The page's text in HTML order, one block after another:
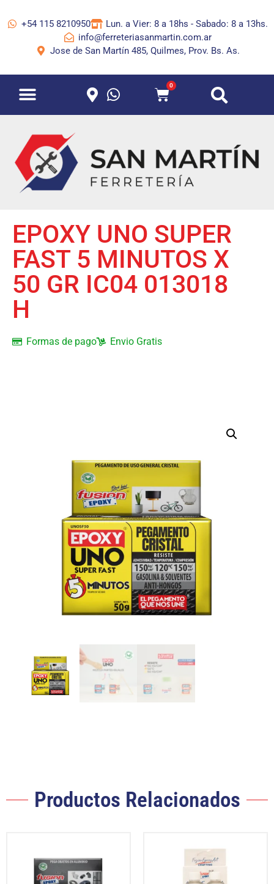
+54 115 8210950
Lun. a Vier: 8 a 18hs - Sabado: 8 a 13hs.
info@ferreteriasanmartin.com.ar
Jose de San Martín 485, Quilmes, Prov. Bs. As.
0
EPOXY UNO SUPER
FAST 5 MINUTOS X
50 GR IC04 013018
H
Formas de pago Envio Gratis
Productos Relacionados